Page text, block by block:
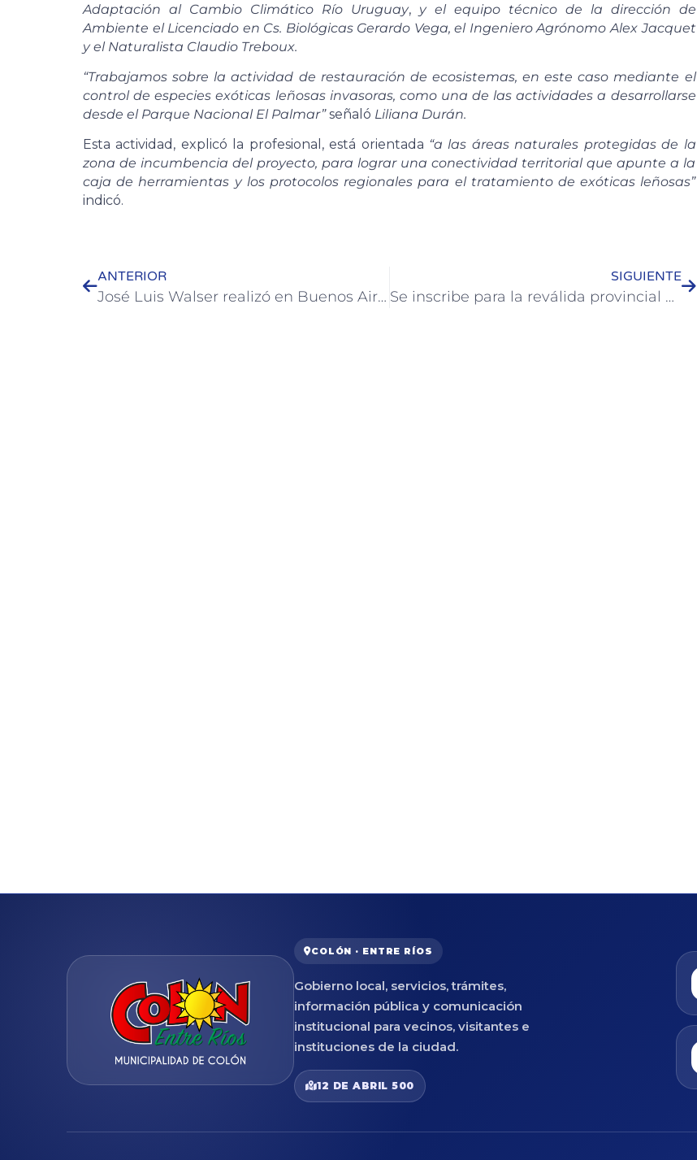
Adaptación al Cambio Climático Río Uruguay, y el equipo técnico de la dirección de
Ambiente el Licenciado en Cs. Biológicas Gerardo Vega, el Ingeniero Agrónomo Alex Jacquet
y el Naturalista Claudio Treboux.
“Trabajamos sobre la actividad de restauración de ecosistemas, en este caso mediante el
control de especies exóticas leñosas invasoras, como una de las actividades a desarrollarse
desde el Parque Nacional El Palmar”señaló Liliana Durán.
Esta actividad, explicó la profesional, está orientada “a las áreas naturales protegidas de la
zona de incumbencia del proyecto, para lograr una conectividad territorial que apunte a la
caja de herramientas y los protocolos regionales para el tratamiento de exóticas leñosas”
indicó.
ANTERIOR
José Luis Walser realizó en Buenos Aires gestiones con el Ministro Lammens y con el Gobernador Bordet
SIGUIENTE
Se inscribe para la reválida provincial y para trabajar de guardavidas en Colón durante la temporada
COLÓN · ENTRE RÍOS
Gobierno local, servicios, trámites,
información pública y comunicación
institucional para vecinos, visitantes e
instituciones de la ciudad.
12 DE ABRIL 500